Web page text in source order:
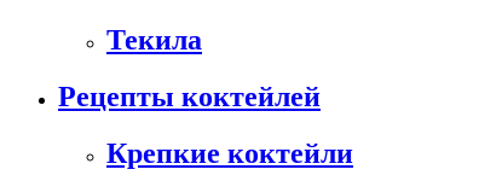
Текила
Рецепты коктейлей
Крепкие коктейли